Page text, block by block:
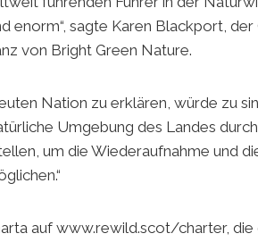
enorm“, sagte Karen Blackport,
von Bright Green Nature.
Nation zu erklären, würde zu
Umgebung des Landes
um die Wiederaufnahme und
auf www.rewild.scot/charter, die